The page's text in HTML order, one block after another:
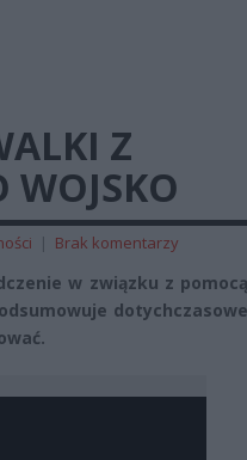
Z
WOJSKO
| Brak komentarzy
w związku z pomocą
dotychczasowe